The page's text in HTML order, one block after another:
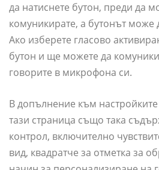
да натиснете бутон, преди да
комуникирате, а бутонът може
Ако изберете гласово
бутон и ще можете да
говорите в микрофона си.
В допълнение към настройките
тази страница също така
контрол, включително
вид, квадратче за отметка за